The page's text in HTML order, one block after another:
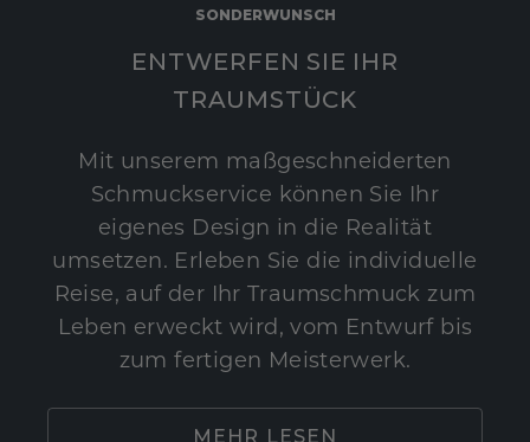
SONDERWUNSCH
ENTWERFEN SIE IHR
TRAUMSTÜCK
Mit unserem maßgeschneiderten
Schmuckservice können Sie Ihr
eigenes Design in die Realität
umsetzen. Erleben Sie die individuelle
Reise, auf der Ihr Traumschmuck zum
Leben erweckt wird, vom Entwurf bis
zum fertigen Meisterwerk.
MEHR LESEN